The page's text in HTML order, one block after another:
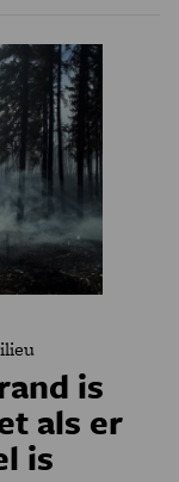
is
als er
is